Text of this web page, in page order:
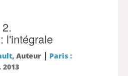
l'intégrale
, Auteur | Paris :